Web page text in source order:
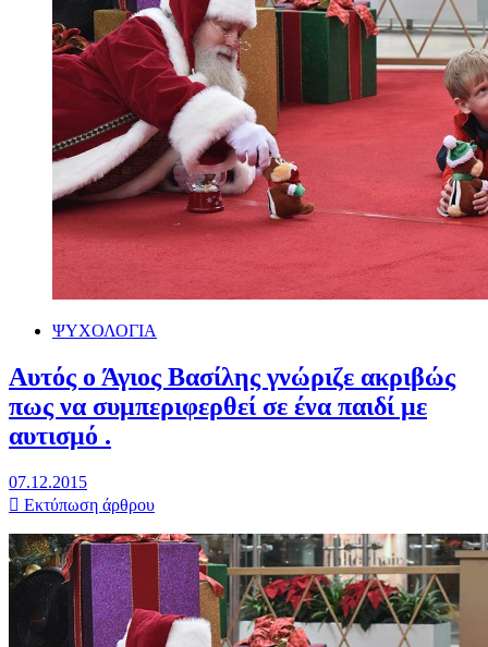
ΨΥΧΟΛΟΓΙΑ
Αυτός ο Άγιος Βασίλης γνώριζε ακριβώς
πως να συμπεριφερθεί σε ένα παιδί με
αυτισμό .
07.12.2015
Εκτύπωση άρθρου